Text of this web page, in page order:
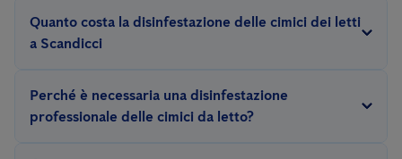
Quanto costa la disinfestazione delle cimici dei letti
a Scandicci
Perché è necessaria una disinfestazione
professionale delle cimici da letto?